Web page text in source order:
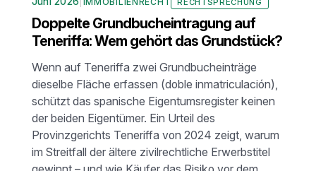
Doppelte Grundbucheintragung auf
Teneriffa: Wem gehört das Grundstück?
Wenn auf Teneriffa zwei Grundbucheinträge
dieselbe Fläche erfassen (doble inmatriculación),
schützt das spanische Eigentumsregister keinen
der beiden Eigentümer. Ein Urteil des
Provinzgerichts Teneriffa von 2024 zeigt, warum
im Streitfall der ältere zivilrechtliche Erwerbstitel